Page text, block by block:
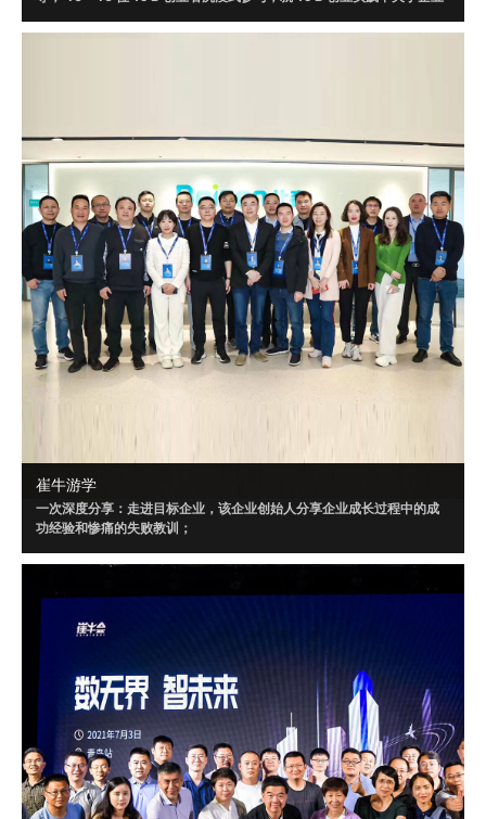
等话题，进行讨论，并根据自身实践形成具有可借鉴或者可落地的方法
崔牛游学
一次深度分享：走进目标企业，该企业创始人分享企业成长过程中的成
功经验和惨痛的失败教训；
一场闭门讨论：针对目标企业制定闭门会话题，所有创始人、CEO采用
聚焦的小话题讨论。